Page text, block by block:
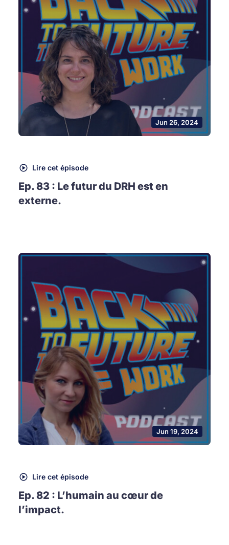
Jun 26, 2024
Lire cet épisode
Ep. 83 : Le futur du DRH est en
externe.
Jun 19, 2024
Lire cet épisode
Ep. 82 : L’humain au cœur de
l’impact.